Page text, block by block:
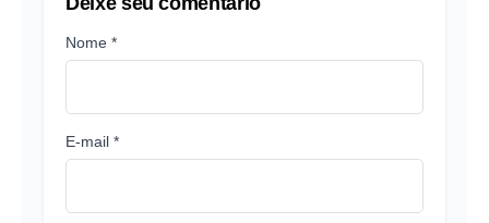
Nome *
E-mail *